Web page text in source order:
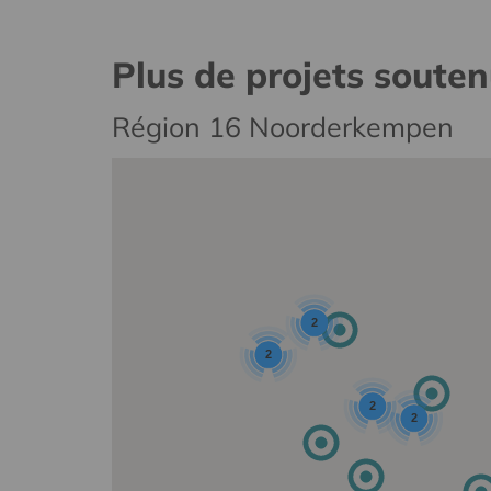
Plus de projets
Région 16 Noorderkempen
2
2
2
2